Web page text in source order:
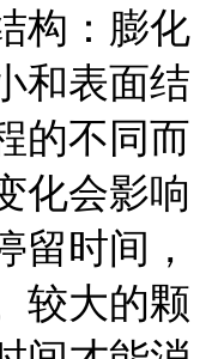
构：膨化
和表面结
的不同而
化会影响
留时间，
较大的颗